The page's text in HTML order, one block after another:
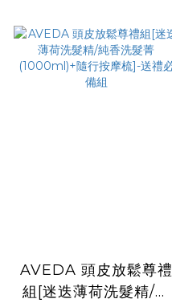
AVEDA 頭皮放鬆尊禮
組[迷迭薄荷洗髮精/純